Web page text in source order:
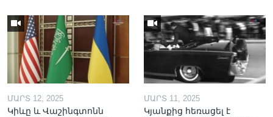
ՄԱՐՏ 12, 2025
Կիևը և Վաշինգտոնն
ՄԱՐՏ 11, 2025
Կյանքից հեռացել է